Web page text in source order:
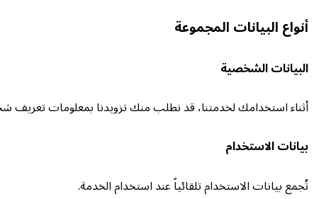
أنواع البيانات المجموعة
البيانات الشخصية
أثناء استخدامك لخدمتنا، قد نطلب منك تزويدنا بمعلومات
بيانات الاستخدام
تُجمع بيانات الاستخدام تلقائياً عند استخدام الخدمة.